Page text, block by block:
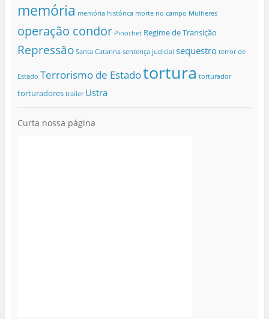
memória memória histórica morte no campo Mulheres
operação condor Pinochet Regime de Transição
Repressão Santa Catarina sentença judicial sequestro terror de
Estado Terrorismo de Estadotortura torturador
torturadores trailer Ustra
Curta nossa página